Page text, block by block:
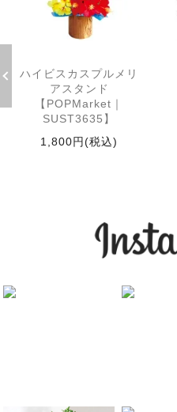
ハイビスカスプルメリ
アスタンド
【POPMarket｜
SUST3635】
1,800円(税込)